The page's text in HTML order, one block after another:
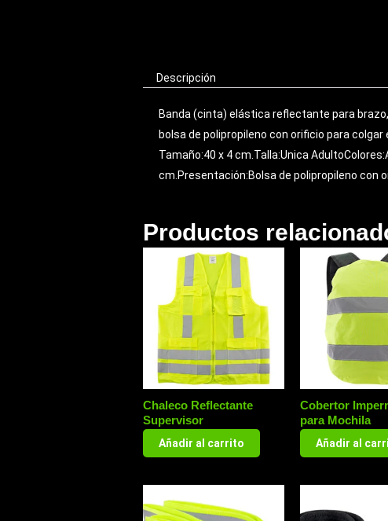
Descripción
Banda (cinta) elástica reflectante para
bolsa de polipropileno con orificio para colgar
Tamaño:40 x 4 cm.Talla:Unica
cm.Presentación:Bolsa de polipropileno con
Productos
Chaleco Reflectante
Supervisor
Añadir al carrito
Cobertor
para Mochila
Añadir al